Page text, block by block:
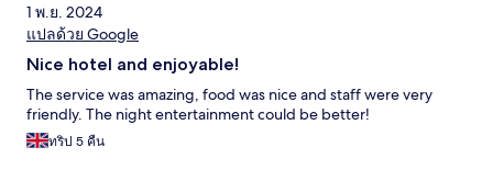
1 พ.ย. 2024
แปลด้วย Google
Nice hotel and enjoyable!
The service was amazing, food was nice and staff were very
friendly. The night entertainment could be better!
ทริป 5 คืน